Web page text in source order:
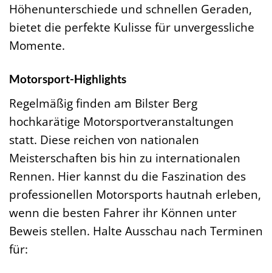
Höhenunterschiede und schnellen Geraden,
bietet die perfekte Kulisse für unvergessliche
Momente.
Motorsport-Highlights
Regelmäßig finden am Bilster Berg
hochkarätige Motorsportveranstaltungen
statt. Diese reichen von nationalen
Meisterschaften bis hin zu internationalen
Rennen. Hier kannst du die Faszination des
professionellen Motorsports hautnah erleben,
wenn die besten Fahrer ihr Können unter
Beweis stellen. Halte Ausschau nach Terminen
für: